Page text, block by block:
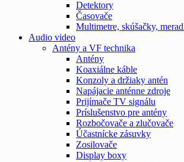
Detektory
Časovače
Multimetre, skúšačky,
Audio video
Antény a VF technika
Antény
Koaxiálne káble
Konzoly a držiaky antén
Napájacie anténne zdroje
Prijímače TV signálu
Príslušenstvo pre antény
Rozbočovače a zlučovače
Účastnícke zásuvky
Zosilovače
Display boxy